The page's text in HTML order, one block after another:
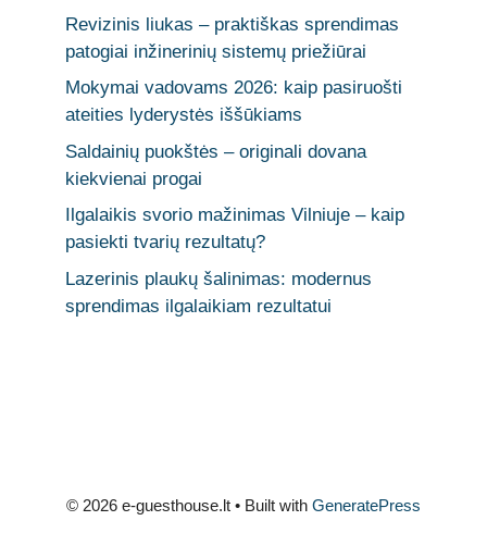
Revizinis liukas – praktiškas sprendimas
patogiai inžinerinių sistemų priežiūrai
Mokymai vadovams 2026: kaip pasiruošti
ateities lyderystės iššūkiams
Saldainių puokštės – originali dovana
kiekvienai progai
Ilgalaikis svorio mažinimas Vilniuje – kaip
pasiekti tvarių rezultatų?
Lazerinis plaukų šalinimas: modernus
sprendimas ilgalaikiam rezultatui
© 2026 e-guesthouse.lt • Built with GeneratePress